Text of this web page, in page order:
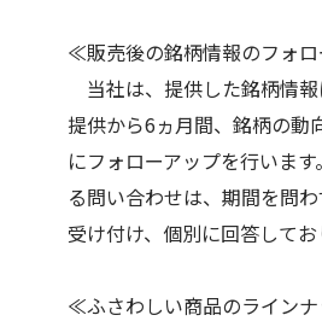
≪販売後の銘柄情報のフォ
当社は、提供した銘柄情
提供から6ヵ月間、銘柄の動
にフォローアップを行いま
る問い合わせは、期間を問
受け付け、個別に回答してお
≪ふさわしい商品のライン